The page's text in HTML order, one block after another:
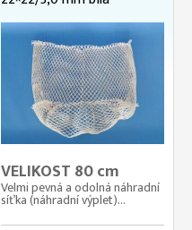
VELIKOST 80 cm
Velmi pevná a odolná náhradní
síťka (náhradní výplet)...